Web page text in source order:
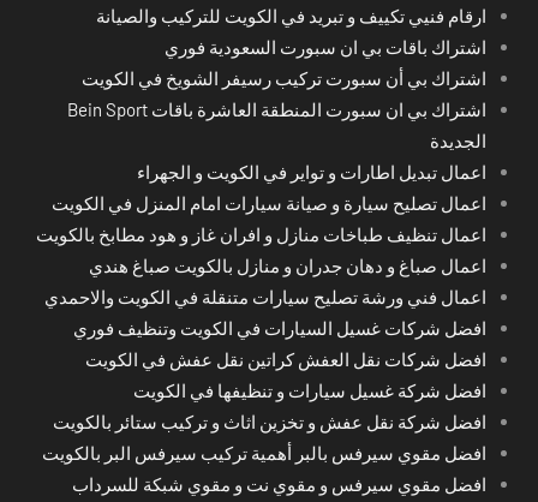
ارقام فنيي تكييف و تبريد في الكويت للتركيب والصيانة
اشتراك باقات بي ان سبورت السعودية فوري
اشتراك بي أن سبورت تركيب رسيفر الشويخ في الكويت
اشتراك بي ان سبورت المنطقة العاشرة باقات Bein Sport
الجديدة
اعمال تبديل اطارات و تواير في الكويت و الجهراء
اعمال تصليح سيارة و صيانة سيارات امام المنزل في الكويت
اعمال تنظيف طباخات منازل و افران غاز و هود مطابخ بالكويت
اعمال صباغ و دهان جدران و منازل بالكويت صباغ هندي
اعمال فني ورشة تصليح سيارات متنقلة في الكويت والاحمدي
افضل شركات غسيل السيارات في الكويت وتنظيف فوري
افضل شركات نقل العفش كراتين نقل عفش في الكويت
افضل شركة غسيل سيارات و تنظيفها في الكويت
افضل شركة نقل عفش و تخزين اثاث و تركيب ستائر بالكويت
افضل مقوي سيرفس بالبر أهمية تركيب سيرفس البر بالكويت
افضل مقوي سيرفس و مقوي نت و مقوي شبكة للسرداب